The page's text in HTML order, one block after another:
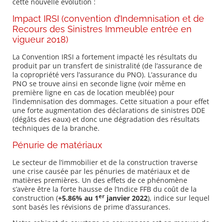
Impact IRSI (convention d’Indemnisation et de
Recours des Sinistres Immeuble entrée en
vigueur 2018)
La Convention IRSI a fortement impacté les résultats du
produit par un transfert de sinistralité (de l’assurance de
la copropriété vers l’assurance du PNO). L’assurance du
PNO se trouve ainsi en seconde ligne (voir même en
première ligne en cas de location meublée) pour
l’indemnisation des dommages. Cette situation a pour effet
une forte augmentation des déclarations de sinistres DDE
(dégâts des eaux) et donc une dégradation des résultats
techniques de la branche.
Pénurie de matériaux
Le secteur de l’immobilier et de la construction traverse
une crise causée par les pénuries de matériaux et de
matières premières. Un des effets de ce phénomène
s’avère être la forte hausse de l’Indice FFB du coût de la
construction (+5.86% au 1er janvier 2022), indice sur lequel
sont basés les révisions de prime d’assurances.